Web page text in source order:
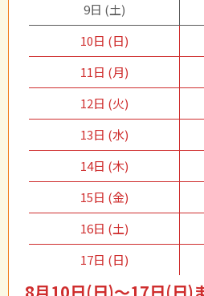
9日 (土)
10日 (日)
11日 (月)
12日 (火)
13日 (水)
14日 (木)
15日 (金)
16日 (土)
17日 (日)